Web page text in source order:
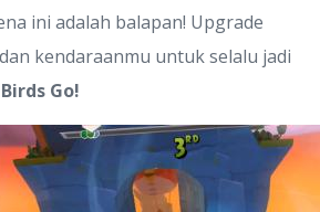
ini adalah balapan! Upgrade
kendaraanmu untuk selalu jadi
Go!